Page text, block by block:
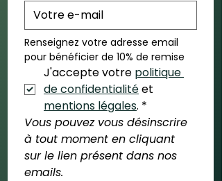
Renseignez votre adresse email
pour bénéficier de 10% de remise
J'accepte votre politique
de confidentialité
mentions légales. *
Vous pouvez vous désinscrire
à tout moment en cliquant
sur le lien présent dans nos
emails.